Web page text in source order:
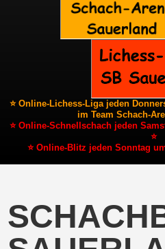
⭐ Online-Lichess-Liga jeden
im Team Schach-
⭐ Online-Schnellschach jeden
⭐
⭐ Online-Blitz jeden Sonntag